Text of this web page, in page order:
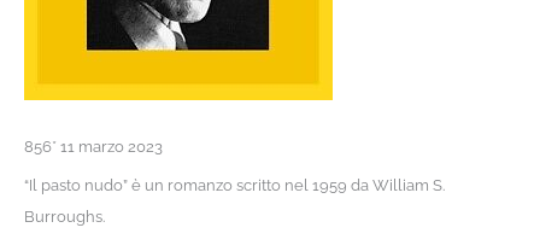
856* 11 marzo 2023
“Il pasto nudo” è un romanzo scritto nel 1959 da William S.
Burroughs.